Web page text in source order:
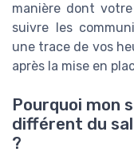
manière dont
suivre les
une trace de vos
après la mise en
Pourquoi mon
différent du
?